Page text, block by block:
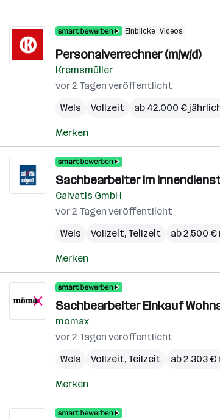
Einblicke Videos
Personalverrechner (m/w/d)
Kremsmüller
vor 2 Tagen veröffentlicht
Wels
Vollzeit ab 42.000 €
Merken
Sachbearbeiter im
Calvatis GmbH
vor 2 Tagen veröffentlicht
Wels
Vollzeit, Teilzeit ab 2.500
Merken
Sachbearbeiter Einkauf
mömax
vor 2 Tagen veröffentlicht
Wels
Vollzeit, Teilzeit ab 2.303
Merken